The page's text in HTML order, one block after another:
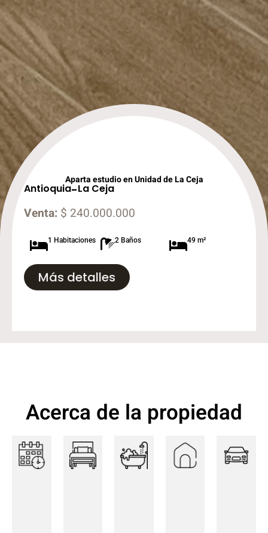
Aparta estudio en Unidad de La Ceja
Antioquia-La Ceja
Venta: $ 240.000.000
1 Habitaciones 2 Baños 49 m²
Más detalles
Acerca de la propiedad